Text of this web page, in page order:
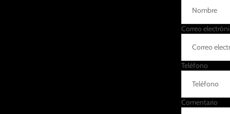
Correo
Teléfono
Comentario